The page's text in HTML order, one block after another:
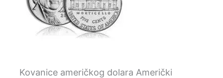
Kovanice američkog dolara Američki